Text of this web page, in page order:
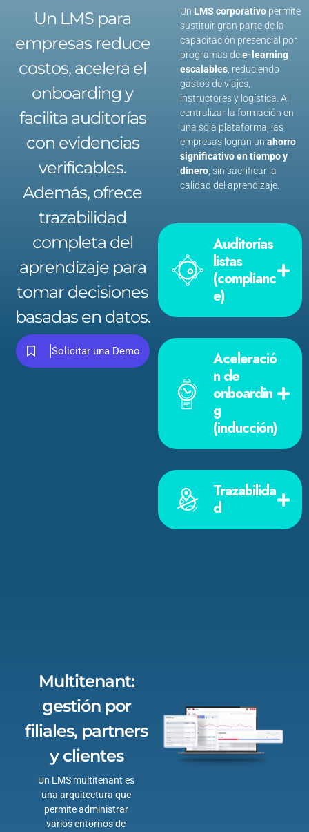
Un LMS para
empresas reduce
costos, acelera el
onboarding y
facilita auditorías
con evidencias
verificables.
Además, ofrece
trazabilidad
completa del
aprendizaje para
tomar decisiones
basadas en datos.
Solicitar una Demo
Un LMS corporativo permite
sustituir gran parte de la
capacitación presencial por
programas dee-learning
escalables , reduciendo
gastos de viajes,
instructores y logística. Al
centralizar la formación en
una sola plataforma, las
empresas logran unahorro
significativo en tiempo y
dinero , sin sacrificar la
calidad del aprendizaje.
Auditorías
listas
(complianc
e)
Aceleració
n de
onboardin
g
(inducción)
Trazabilida
d
Multitenant:
gestión por
filiales, partners
y clientes
Un LMS multitenant es
una arquitectura que
permite administrar
varios entornos de